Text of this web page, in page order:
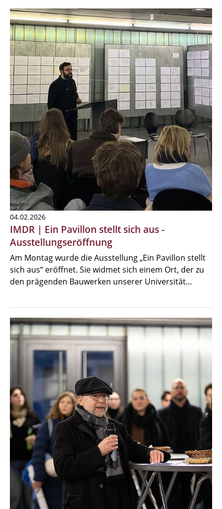
04.02.2026
IMDR | Ein Pavillon stellt sich aus -
Ausstellungseröffnung
Am Montag wurde die Ausstellung „Ein Pavillon stellt
sich aus“ eröffnet. Sie widmet sich einem Ort, der zu
den prägenden Bauwerken unserer Universität…